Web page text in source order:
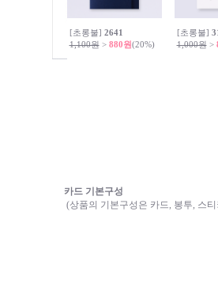
[초롱불] 2641
1,100원> 880원(20%)
[초롱불]
1,000원>
카드 기본구성
(상품의 기본구성은 카드, 봉투, 스티